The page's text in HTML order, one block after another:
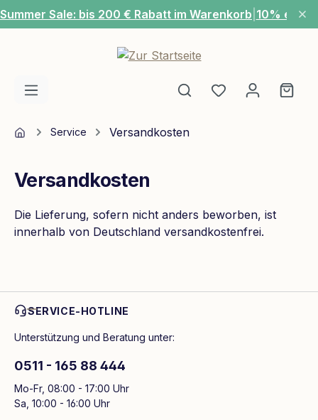
Zum Hauptinhalt springen
Summer Sale: bis 200 € Rabatt im Warenkorb 10% extra
Du hast 0
HomeService Versandkosten
Versandkosten
Die Lieferung, sofern nicht anders beworben, ist
innerhalb von Deutschland versandkostenfrei.
SERVICE-HOTLINE
Unterstützung und Beratung unter:
0511 - 165 88 444
Mo-Fr, 08:00 - 17:00 Uhr
Sa, 10:00 - 16:00 Uhr